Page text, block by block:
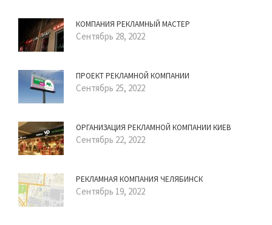
КОМПАНИЯ РЕКЛАМНЫЙ МАСТЕР
Сентябрь 28, 2022
ПРОЕКТ РЕКЛАМНОЙ КОМПАНИИ
Сентябрь 25, 2022
ОРГАНИЗАЦИЯ РЕКЛАМНОЙ КОМПАНИИ КИЕВ
Сентябрь 22, 2022
РЕКЛАМНАЯ КОМПАНИЯ ЧЕЛЯБИНСК
Сентябрь 19, 2022